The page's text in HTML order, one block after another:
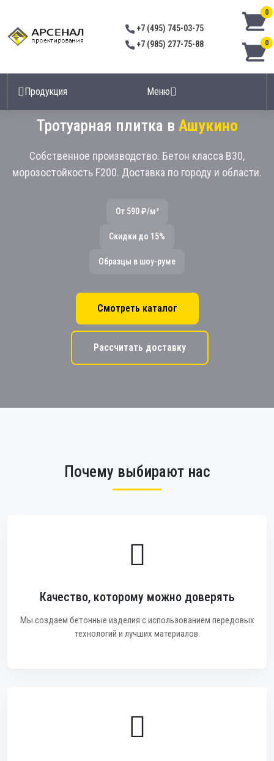
+7 (495) 745-03-75
+7 (985) 277-75-88
0
0
Продукция Меню
Тротуарная плитка в Ашукино
Собственное производство. Бетон класса В30,
морозостойкость F200. Доставка по городу и области.
От 590 ₽/м²
Скидки до 15%
Образцы в шоу-руме
Смотреть каталог
Рассчитать доставку
Почему выбирают нас
Качество, которому можно доверять
Мы создаем бетонные изделия с использованием передовых
технологий и лучших материалов.